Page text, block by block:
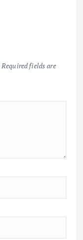
Required fields are